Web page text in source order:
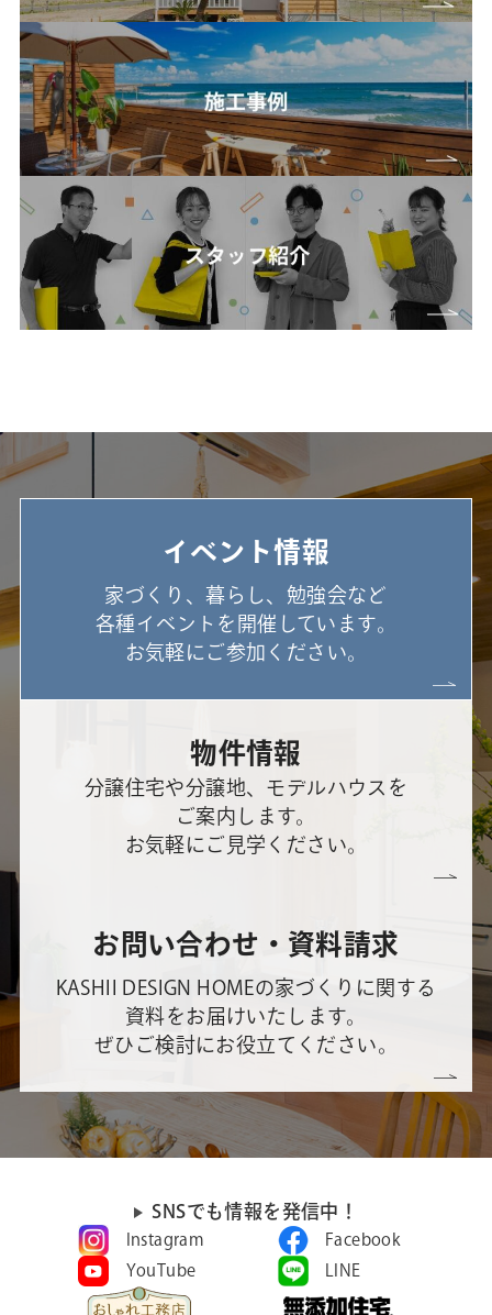
イベント情報
家づくり、暮らし、勉強会など
各種イベントを開催しています。
お気軽にご参加ください。
物件情報
分譲住宅や分譲地、モデルハウスを
ご案内します。
お気軽にご見学ください。
お問い合わせ・資料請求
KASHII DESIGN HOMEの家づくりに関する
資料をお届けいたします。
ぜひご検討にお役立てください。
SNSでも情報を発信中！
Instagram
Facebook
YouTube
LINE